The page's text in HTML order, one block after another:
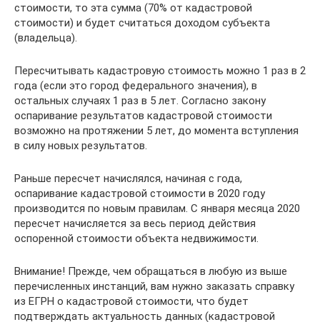
стоимости, то эта сумма (70% от кадастровой
стоимости) и будет считаться доходом субъекта
(владельца).
Пересчитывать кадастровую стоимость можно 1 раз в 2
года (если это город федерального значения), в
остальных случаях 1 раз в 5 лет. Согласно закону
оспаривание результатов кадастровой стоимости
возможно на протяжении 5 лет, до момента вступления
в силу новых результатов.
Раньше пересчет начислялся, начиная с года,
оспаривание кадастровой стоимости в 2020 году
производится по новым правилам. С января месяца 2020
пересчет начисляется за весь период действия
оспоренной стоимости объекта недвижимости.
Внимание! Прежде, чем обращаться в любую из выше
перечисленных инстанций, вам нужно заказать справку
из ЕГРН о кадастровой стоимости, что будет
подтверждать актуальность данных (кадастровой